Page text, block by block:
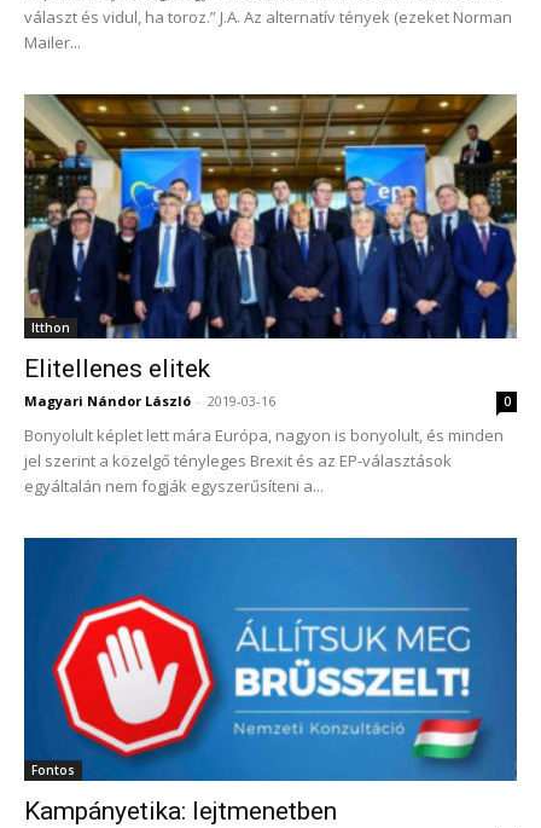
választ és vidul, ha toroz.” J.A. Az alternatív tények (ezeket Norman
Mailer...
Itthon
Elitellenes elitek
Magyari Nándor László - 2019-03-16 0
Bonyolult képlet lett mára Európa, nagyon is bonyolult, és minden
jel szerint a közelgő tényleges Brexit és az EP-választások
egyáltalán nem fogják egyszerűsíteni a...
Fontos
Kampányetika: lejtmenetben